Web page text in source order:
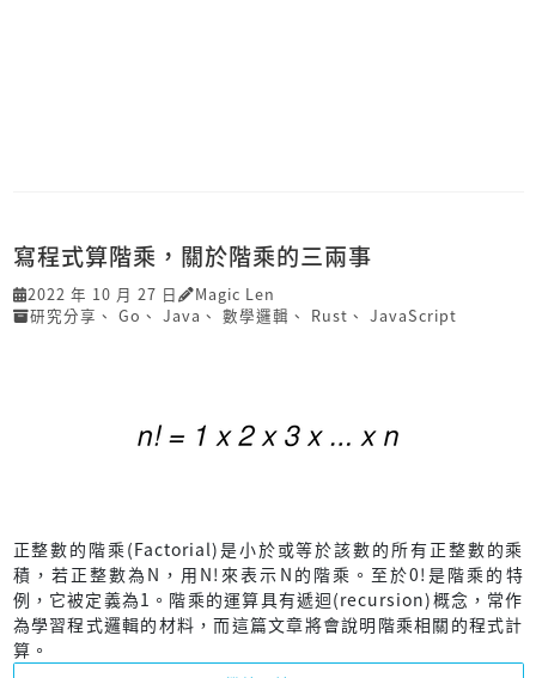
寫程式算階乘，關於階乘的三兩事
2022 年 10 月 27 日
Magic Len
研究分享 、 Go 、 Java 、 數學邏輯 、 Rust 、 JavaScript
正整數的階乘(Factorial)是小於或等於該數的所有正整數的乘
積，若正整數為N，用N!來表示N的階乘。至於0!是階乘的特
例，它被定義為1。階乘的運算具有遞迴(recursion)概念，常作
為學習程式邏輯的材料，而這篇文章將會說明階乘相關的程式計
算。